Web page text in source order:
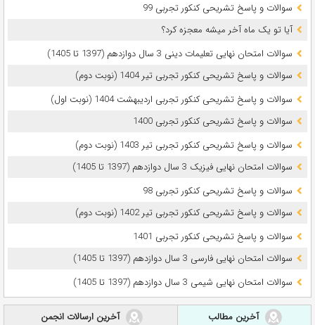
سوالات و پاسخ تشریحی کنکور تجربی 99
آیا تو یک ماه آخر میشه معجزه کرد؟
سوالات امتحان نهایی تعلیمات دینی 3 سال دوازدهم (1397 تا 1405)
سوالات و پاسخ تشریحی کنکور تجربی تیر 1404 (نوبت دوم)
سوالات و پاسخ تشریحی کنکور تجربی اردیبهشت 1404 (نوبت اول)
سوالات و پاسخ تشریحی کنکور تجربی 1400
سوالات و پاسخ تشریحی کنکور تجربی تیر 1403 (نوبت دوم)
سوالات امتحان نهایی فیزیک 3 سال دوازدهم (1397 تا 1405)
سوالات و پاسخ تشریحی کنکور تجربی 98
سوالات و پاسخ تشریحی کنکور تجربی تیر 1402 (نوبت دوم)
سوالات و پاسخ تشریحی کنکور تجربی 1401
سوالات امتحان نهایی فارسی 3 سال دوازدهم (1397 تا 1405)
سوالات امتحان نهایی شیمی 3 سال دوازدهم (1397 تا 1405)
آخرین مطالب
آخرین ارسالات انجمن